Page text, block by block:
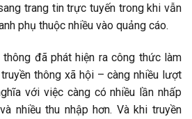
trang tin trực tuyến trong khi vẫn
phụ thuộc nhiều vào quảng cáo.
đã phát hiện ra công thức làm
thông xã hội – càng nhiều lượt
với việc càng có nhiều lần nhấp
nhiều thu nhập hơn. Và khi truyền